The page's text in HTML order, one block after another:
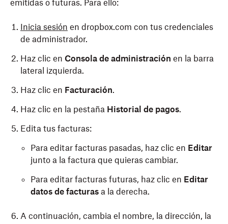
emitidas o futuras. Para ello:
Inicia sesión en dropbox.com con tus credenciales
de administrador.
Haz clic en Consola de administración en la barra
lateral izquierda.
Haz clic en Facturación.
Haz clic en la pestaña Historial de pagos.
Edita tus facturas:
Para editar facturas pasadas, haz clic en Editar
junto a la factura que quieras cambiar.
Para editar facturas futuras, haz clic en Editar
datos de facturas a la derecha.
A continuación, cambia el nombre, la dirección, la